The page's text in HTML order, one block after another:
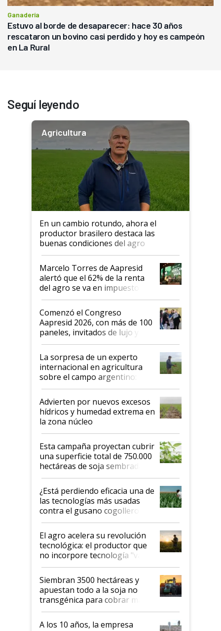
Ganadería
Estuvo al borde de desaparecer: hace 30 años
rescataron un bovino casi perdido y hoy es campeón
en La Rural
Seguí leyendo
Agricultura
En un cambio rotundo, ahora el
productor brasilero destaca las
buenas condiciones del agro
argentino para invertir: "Los veo
más motivados"
Marcelo Torres de Aapresid
alertó que el 62% de la renta
del agro se va en impuestos:
"No es bueno que en
Argentina se sigan discutiendo
las mismas cosas de hace 50
años"
Comenzó el Congreso
Aapresid 2026, con más de 100
paneles, invitados de lujo y
todas las tendencias
La sorpresa de un experto
internacional en agricultura
sobre el campo argentino:
"Estoy muy impresionado"
Advierten por nuevos excesos
hídricos y humedad extrema en
la zona núcleo
Esta campaña proyectan cubrir
una superficie total de 750.000
hectáreas de soja sembradas
con una nueva generación de
variedades que marcan un
salto tecnológico en genética y
rendimiento
¿Está perdiendo eficacia una de
las tecnologías más usadas
contra el gusano cogollero? El
desafío de una tecnología clave
El agro acelera su revolución
tecnológica: el productor que
no incorpore tecnología "va a
perder el tren"
Siembran 3500 hectáreas y
apuestan todo a la soja no
transgénica para cobrar más
por tonelada: compraron un
semillero
A los 10 años, la empresa